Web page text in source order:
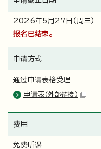
2026年5月27日（周三）
报名已结束。
申请方式
通过申请表格受理
申请表（外部链接）
费用
免费听课